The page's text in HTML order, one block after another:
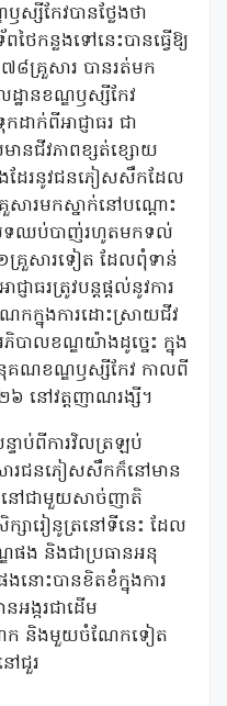
កែវបានថ្លែងថា
កន្លងទៅនេះបានធ្វើឱ្យ
៨គ្រួសារ បានរត់មក
ឋានខណ្ឌឫស្សីកែវ
ាក់ពីអាជ្ញាធរ ជា
នជីវភាពខ្សត់ខ្សោយ
ដែរនូវជនភៀសសឹកដែល
ារមកស្នាក់នៅបណ្តោះ
វបទឈប់បាញ់រហូតមកទល់
រួសារទៀត ដែលពុំទាន់
ាធរត្រូវបន្តផ្តល់នូវការ
ែកក្នុងការដោះស្រាយជីវ
ាលខណ្ឌយ៉ាងដូច្នេះ ក្នុង
ណខណ្ឌឫស្សីកែវ កាលពី
៦ នៅវត្តញាណរង្សី។
ាប់ពីការវិលត្រឡប់
រជនភៀសសឹកក៏នៅមាន
នៅជាមួយសាច់ញាតិ
សារៀនូត្រនៅទីនេះ ដែល
ឌផង និងជាប្រធានអនុ
នោះបានខិតខំក្នុងការ
ង្ករជាដើម
ក និងមួយចំណែកទៀត
ៅជួរ